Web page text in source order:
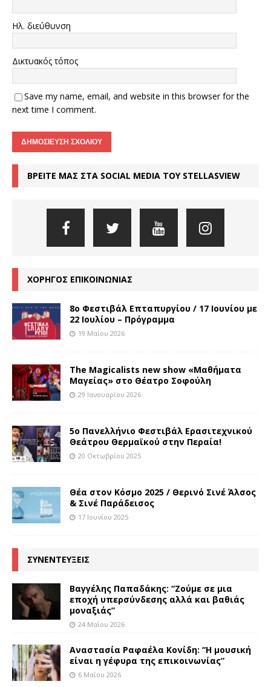
Ηλ. διεύθυνση
Δικτυακός τόπος
Save my name, email, and website in this browser for the
next time I comment.
ΒΡΕΙΤΕ ΜΑΣ ΣΤΑ SOCIAL MEDIA ΤΟΥ STELLASVIEW
ΧΟΡΗΓΟΣ ΕΠΙΚΟΙΝΩΝΙΑΣ
8o Φεστιβάλ Επταπυργίου / 17 Ιουνίου με
22 Ιουλίου – Πρόγραμμα
19 Μαΐου 2026
The Magicalists new show «Μαθήματα
Μαγείας» στο Θέατρο Σοφούλη
29 Ιανουαρίου 2026
5ο Πανελλήνιο Φεστιβάλ Ερασιτεχνικού
Θεάτρου Θερμαϊκού στην Περαία!
20 Οκτωβρίου 2025
Θέα στον Κόσμο 2025 / Θερινό Σινέ Άλσος
& Σινέ Παράδεισος
17 Ιουνίου 2025
ΣΥΝΕΝΤΕΥΞΕΙΣ
Βαγγέλης Παπαδάκης: “Ζούμε σε μια
εποχή υπερσύνδεσης αλλά και βαθιάς
μοναξιάς”
24 Μαΐου 2026
Αναστασία Ραφαέλα Κονίδη: “Η μουσική
είναι η γέφυρα της επικοινωνίας”
6 Μαΐου 2026